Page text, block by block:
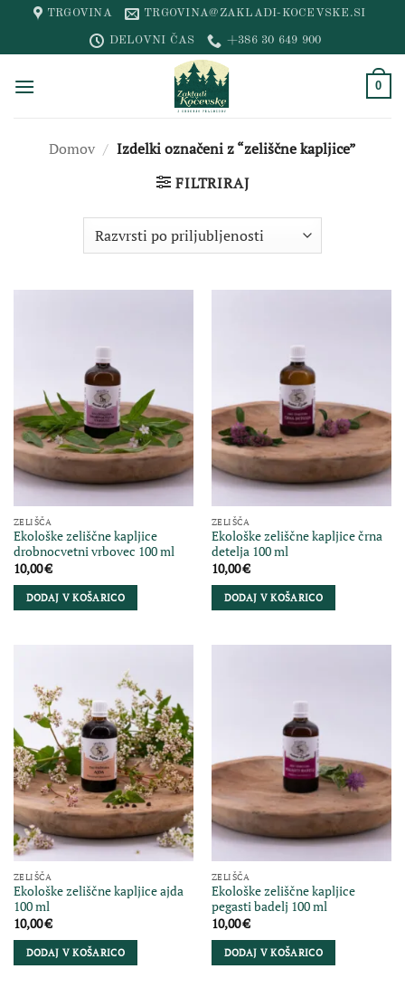
content
TRGOVINA TRGOVINA@ZAKLADI-KOCEVSKE.SI
DELOVNI ČAS +386 30 649 900
0
Domov / Izdelki označeni z “zeliščne kapljice”
FILTRIRAJ
ZELIŠČA
Ekološke zeliščne kapljice
drobnocvetni vrbovec 100 ml
10,00€
DODAJ V KOŠARICO
ZELIŠČA
Ekološke zeliščne kapljice črna
detelja 100 ml
10,00€
DODAJ V KOŠARICO
ZELIŠČA
Ekološke zeliščne kapljice ajda
100 ml
10,00€
DODAJ V KOŠARICO
ZELIŠČA
Ekološke zeliščne kapljice
pegasti badelj 100 ml
10,00€
DODAJ V KOŠARICO